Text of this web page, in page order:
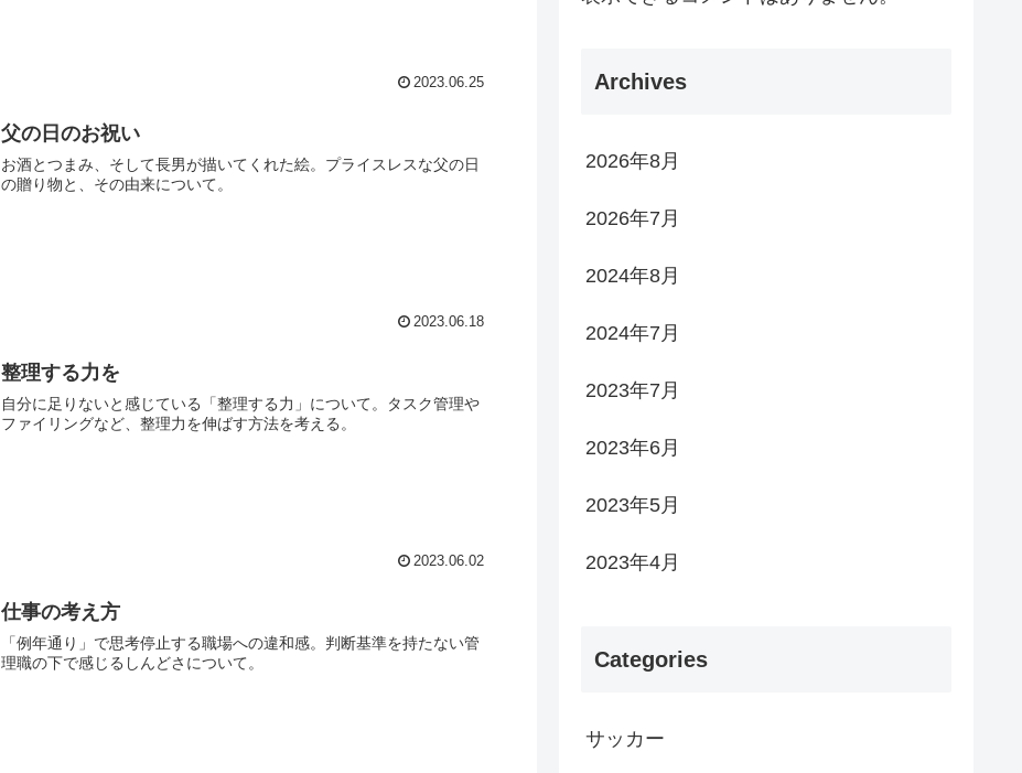
2023.06.25
父の日のお祝い
お酒とつまみ、そして長男が描いてくれた絵。プライスレスな父の日
の贈り物と、その由来について。
2023.06.18
整理する力を
自分に足りないと感じている「整理する力」について。タスク管理や
ファイリングなど、整理力を伸ばす方法を考える。
2023.06.02
仕事の考え方
「例年通り」で思考停止する職場への違和感。判断基準を持たない管
理職の下で感じるしんどさについて。
Archives
2026年8月
2026年7月
2024年8月
2024年7月
2023年7月
2023年6月
2023年5月
2023年4月
Categories
サッカー